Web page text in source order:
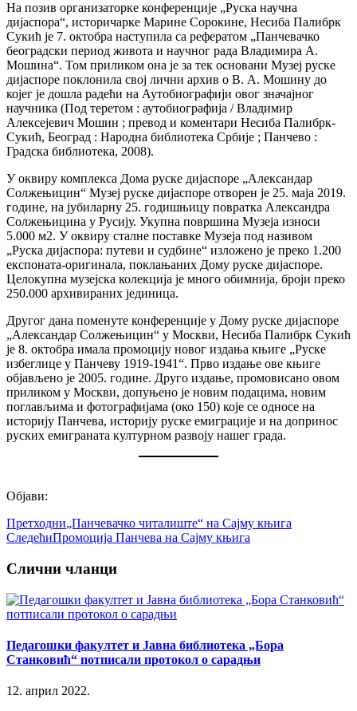
На позив организаторке конференције „Руска научна
дијаспора“, историчарке Марине Сорокине, Несиба Палибрк
Сукић је 7. октобра наступила са рефератом „Панчевачко
београдски период живота и научног рада Владимира А.
Мошина“. Том приликом она је за тек основани Музеј руске
дијаспоре поклонила свој лични архив о В. А. Мошину до
којег је дошла радећи на Аутобиографији овог значајног
научника (Под теретом : аутобиографија / Владимир
Алексејевич Мошин ; превод и коментари Несиба Палибрк-
Сукић, Београд : Народна библиотека Србије ; Панчево :
Градска библиотека, 2008).
У оквиру комплекса Дома руске дијаспоре „Александар
Солжењицин“ Музеј руске дијаспоре отворен је 25. маја 2019.
године, на јубиларну 25. годишњицу повратка Александра
Солжењицина у Русију. Укупна површина Музеја износи
5.000 м2. У оквиру сталне поставке Музеја под називом
„Руска дијаспора: путеви и судбине“ изложено је преко 1.200
експоната-оригинала, поклањаних Дому руске дијаспоре.
Целокупна музејска колекција је много обимнија, броји преко
250.000 архивираних јединица.
Другог дана поменуте конференције у Дому руске дијаспоре
„Александар Солжењицин“ у Москви, Несиба Палибрк Сукић
је 8. октобра имала промоцију новог издања књиге „Руске
избеглице у Панчеву 1919-1941“. Прво издање ове књиге
објављено је 2005. године. Друго издање, промовисано овом
приликом у Москви, допуњено је новим подацима, новим
поглављима и фотографијама (око 150) које се односе на
историју Панчева, историју руске емиграције и на допринос
руских емиграната културном развоју нашег града.
Објави:
Претходни„Панчевачко читалиште“ на Сајму књига
СледећиПромоција Панчева на Сајму књига
Слични чланци
Педагошки факултет и Јавна библиотека „Бора
Станковић“ потписали протокол о сарадњи
12. април 2022.